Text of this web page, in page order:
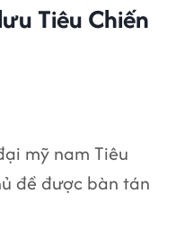
Tiêu Chiến
mỹ nam Tiêu
đề được bàn tán